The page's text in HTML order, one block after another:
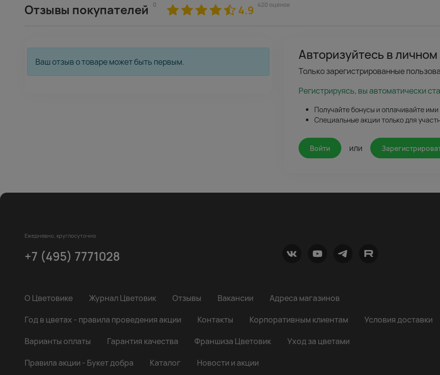
Отзывы покупателей 0 4.9 420 оценок
Ваш отзыв о товаре может быть первым. Авторизуйтесь в
Только зарегистрированные
Регистрируясь, вы автоматически
Получайте бонусы и оплачивайте ими
Специальные акции только для
Войти или
Ежедневно, круглосуточно
+7 (495) 7771028
О Цветовике Журнал Цветовик Отзывы Вакансии
Адреса магазинов
Год в цветах - правила проведения акции
Контакты Корпоративным клиентам
Условия доставки
Варианты оплаты
Гарантия качества Франшиза Цветовик
Уход за цветами
Правила акции - Букет добра
Каталог Новости и акции